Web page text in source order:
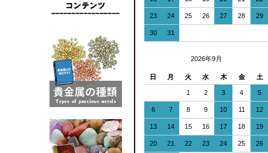
23 24 25 26 27 28 29
30 31
2026年9月
日 月 火 水 木 金 土
1 2 3 4 5
6 7 8 9 10 11 12
13 14 15 16 17 18 19
20 21 22 23 24 25 26